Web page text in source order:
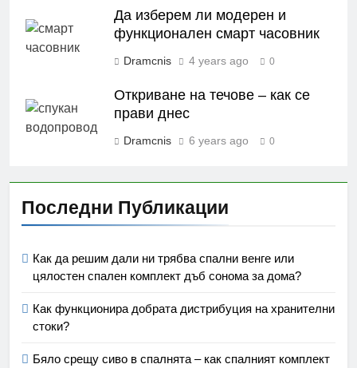
Да изберем ли модерен и
функционален смарт часовник
Dramcnis 4 years ago 0
Откриване на течове – как се
прави днес
Dramcnis 6 years ago 0
Последни Публикации
Как да решим дали ни трябва спални венге или
цялостен спален комплект дъб сонома за дома?
Как функционира добрата дистрибуция на хранителни
стоки?
Бяло срещу сиво в спалнята – как спалният комплект